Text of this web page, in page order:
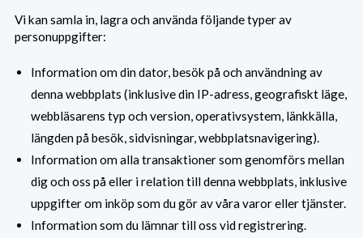
Vi kan samla in, lagra och använda följande typer av
personuppgifter:
Information om din dator, besök på och användning av
denna webbplats (inklusive din IP-adress, geografiskt läge,
webbläsarens typ och version, operativsystem, länkkälla,
längden på besök, sidvisningar, webbplatsnavigering).
Information om alla transaktioner som genomförs mellan
dig och oss på eller i relation till denna webbplats, inklusive
uppgifter om inköp som du gör av våra varor eller tjänster.
Information som du lämnar till oss vid registrering.